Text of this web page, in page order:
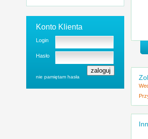
Konto Klienta
Login
Hasło
nie pamiętam hasła